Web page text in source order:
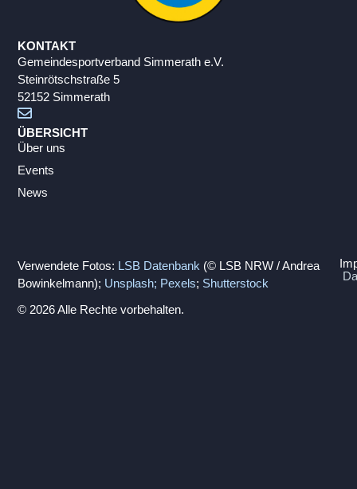
KONTAKT
Gemeindesportverband Simmerath e.V.
Steinrötschstraße 5
52152 Simmerath
ÜBERSICHT
Über uns
Events
News
Verwendete Fotos: LSB Datenbank (© LSB NRW / Andrea
Bowinkelmann); Unsplash; Pexels; Shutterstock
© 2026 Alle Rechte vorbehalten.